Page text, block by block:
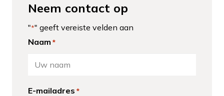
Neem contact op
"*" geeft vereiste velden aan
Naam *
E-mailadres *